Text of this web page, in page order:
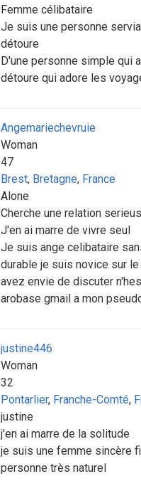
Femme célibataire
Je suis une personne
détoure
D'une personne simple qui
détoure qui adore les
Angemariechevruie
Woman
47
Brest, Bretagne, France
Alone
Cherche une relation
J'en ai marre de vivre seul
Je suis ange celibataire
durable je suis novice sur
avez envie de discuter
arobase gmail a mon
justine446
Woman
32
Pontarlier, Franche-Comté,
justine
j'en ai marre de la solitude
je suis une femme sincère
personne très naturel